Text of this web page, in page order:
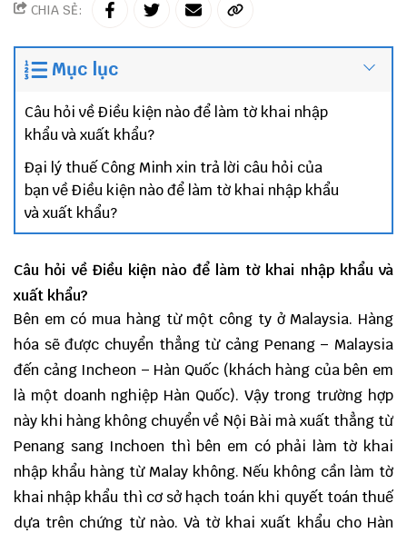
CHIA SẺ:
Mục lục
Câu hỏi về Điều kiện nào để làm tờ khai nhập
khẩu và xuất khẩu?
Đại lý thuế Công Minh xin trả lời câu hỏi của
bạn về Điều kiện nào để làm tờ khai nhập khẩu
và xuất khẩu?
Câu hỏi về Điều kiện nào để làm tờ khai nhập khẩu và
xuất khẩu?
Bên em có mua hàng từ một công ty ở Malaysia. Hàng
hóa sẽ được chuyển thẳng từ cảng Penang – Malaysia
đến cảng Incheon – Hàn Quốc (khách hàng của bên em
là một doanh nghiệp Hàn Quốc). Vậy trong trường hợp
này khi hàng không chuyển về Nội Bài mà xuất thẳng từ
Penang sang Inchoen thì bên em có phải làm tờ khai
nhập khẩu hàng từ Malay không. Nếu không cần làm tờ
khai nhập khẩu thì cơ sở hạch toán khi quyết toán thuế
dựa trên chứng từ nào. Và tờ khai xuất khẩu cho Hàn